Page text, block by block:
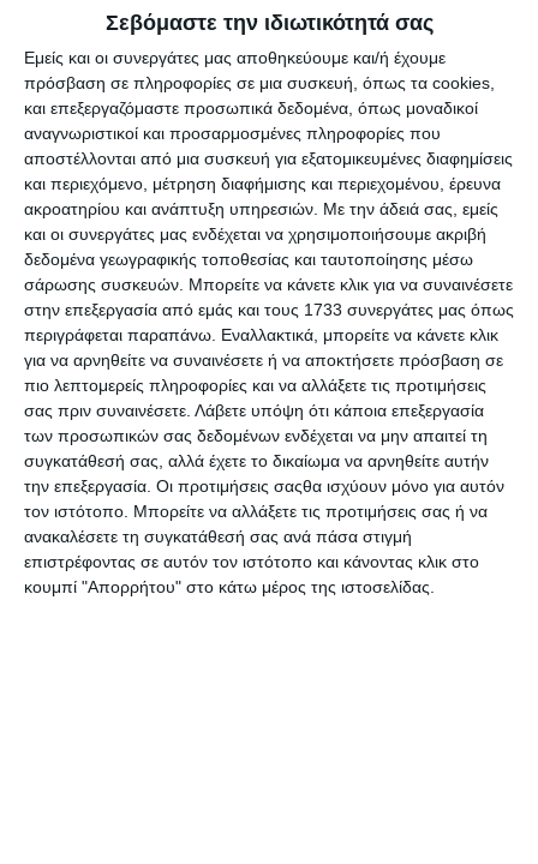
Σεβόμαστε την ιδιωτικότητά σας
Εμείς και οι συνεργάτες μας αποθηκεύουμε και/ή έχουμε
πρόσβαση σε πληροφορίες σε μια συσκευή, όπως τα cookies,
και επεξεργαζόμαστε προσωπικά δεδομένα, όπως μοναδικοί
αναγνωριστικοί και προσαρμοσμένες πληροφορίες που
αποστέλλονται από μια συσκευή για εξατομικευμένες διαφημίσεις
και περιεχόμενο, μέτρηση διαφήμισης και περιεχομένου, έρευνα
ακροατηρίου και ανάπτυξη υπηρεσιών. Με την άδειά σας, εμείς
και οι συνεργάτες μας ενδέχεται να χρησιμοποιήσουμε ακριβή
δεδομένα γεωγραφικής τοποθεσίας και ταυτοποίησης μέσω
σάρωσης συσκευών. Μπορείτε να κάνετε κλικ για να συναινέσετε
στην επεξεργασία από εμάς και τους 1733 συνεργάτες μας όπως
περιγράφεται παραπάνω. Εναλλακτικά, μπορείτε να κάνετε κλικ
για να αρνηθείτε να συναινέσετε ή να αποκτήσετε πρόσβαση σε
πιο λεπτομερείς πληροφορίες και να αλλάξετε τις προτιμήσεις
σας πριν συναινέσετε. Λάβετε υπόψη ότι κάποια επεξεργασία
των προσωπικών σας δεδομένων ενδέχεται να μην απαιτεί τη
συγκατάθεσή σας, αλλά έχετε το δικαίωμα να αρνηθείτε αυτήν
την επεξεργασία. Οι προτιμήσεις σαςθα ισχύουν μόνο για αυτόν
τον ιστότοπο. Μπορείτε να αλλάξετε τις προτιμήσεις σας ή να
ανακαλέσετε τη συγκατάθεσή σας ανά πάσα στιγμή
επιστρέφοντας σε αυτόν τον ιστότοπο και κάνοντας κλικ στο
κουμπί "Απορρήτου" στο κάτω μέρος της ιστοσελίδας.
Set water coloure aquarelle
Van Gogh Metallic 12τεμ.
2080888640 Royal Talens
Κατόπιν παραγγελίας
32,90€
Water colour Half Pan 003
Alizarin Crimson Hue
Winsor & Newton Cotman
Λίγα τεμάχια διαθέσιμα!
1,99€